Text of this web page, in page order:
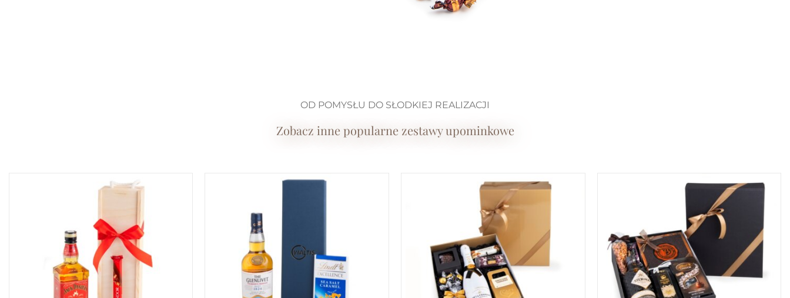
OD POMYSŁU DO SŁODKIEJ REALIZACJI
Zobacz inne popularne zestawy upominkowe
DODAJ DO KOSZYKA
/
SZCZEGÓŁY
DODAJ DO KOSZYKA
/
SZCZEGÓŁY
DODAJ DO KOSZYKA
SZCZEGÓŁY
DODAJ DO KOSZYKA
/
SZCZEGÓŁY